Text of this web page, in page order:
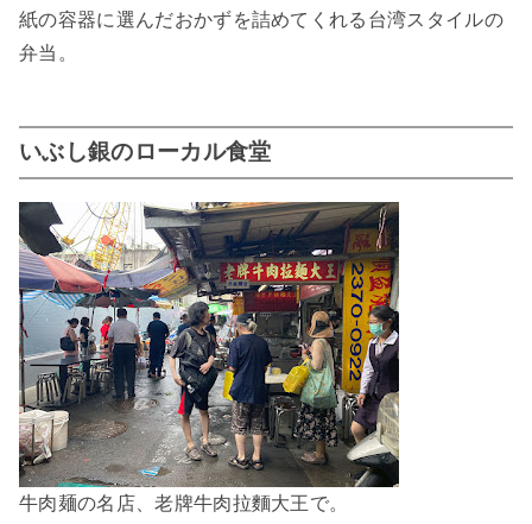
紙の容器に選んだおかずを詰めてくれる台湾スタイルの
弁当。
いぶし銀のローカル食堂
牛肉麺の名店、老牌牛肉拉麵大王で。